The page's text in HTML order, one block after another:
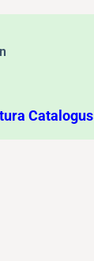
Catalogus